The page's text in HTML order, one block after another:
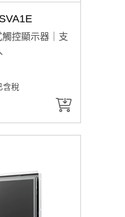
觸控顯示器｜支
含稅